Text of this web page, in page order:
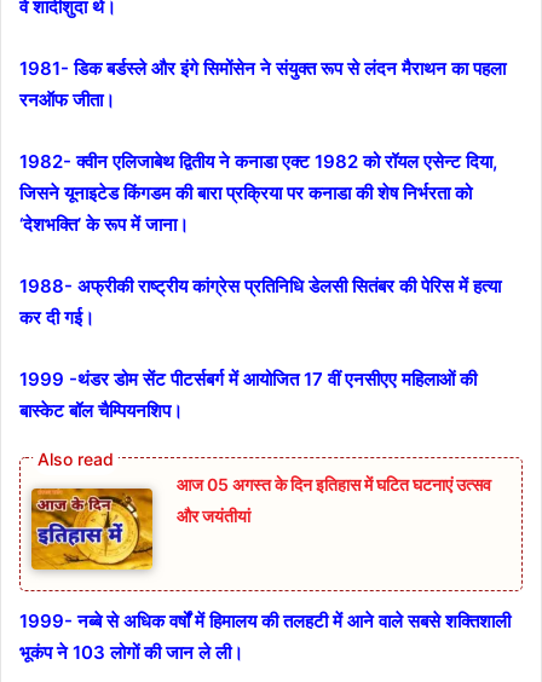
वे शादीशुदा थे।
1981- डिक बर्डस्ले और इंगे सिमोंसेन ने संयुक्त रूप से लंदन मैराथन का पहला
रनऑफ जीता।
1982- क्वीन एलिजाबेथ द्वितीय ने कनाडा एक्ट 1982 को रॉयल एसेन्ट दिया,
जिसने यूनाइटेड किंगडम की बारा प्रक्रिया पर कनाडा की शेष निर्भरता को
‘देशभक्ति’ के रूप में जाना।
1988- अफ्रीकी राष्ट्रीय कांग्रेस प्रतिनिधि डेलसी सितंबर की पेरिस में हत्या
कर दी गई।
1999 -थंडर डोम सेंट पीटर्सबर्ग में आयोजित 17 वीं एनसीएए महिलाओं की
बास्केट बॉल चैम्पियनशिप।
आज 05 अगस्त के दिन इतिहास में घटित घटनाएं उत्सव
और जयंतीयां
1999- नब्बे से अधिक वर्षों में हिमालय की तलहटी में आने वाले सबसे शक्तिशाली
भूकंप ने 103 लोगों की जान ले ली।